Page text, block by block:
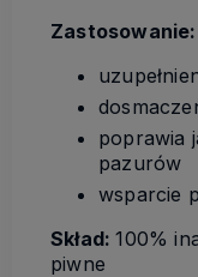
Zastosowanie:
poprawia
pazurów
wsparcie
Skład:100%
piwne